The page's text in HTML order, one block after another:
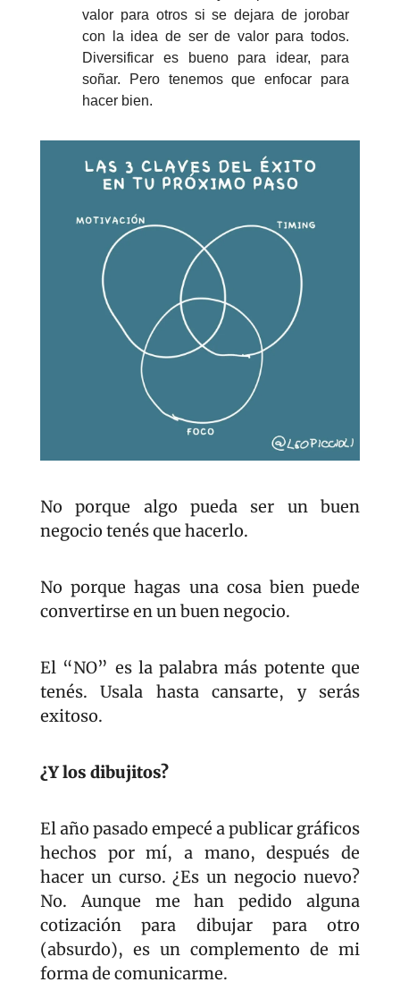
valor para otros si se dejara de jorobar
con la idea de ser de valor para todos.
Diversificar es bueno para idear, para
soñar. Pero tenemos que enfocar para
hacer bien.
No porque algo pueda ser un buen
negocio tenés que hacerlo.
No porque hagas una cosa bien puede
convertirse en un buen negocio.
El “NO” es la palabra más potente que
tenés. Usala hasta cansarte, y serás
exitoso.
¿Y los dibujitos?
El año pasado empecé a publicar gráficos
hechos por mí, a mano, después de
hacer un curso. ¿Es un negocio nuevo?
No. Aunque me han pedido alguna
cotización para dibujar para otro
(absurdo), es un complemento de mi
forma de comunicarme.